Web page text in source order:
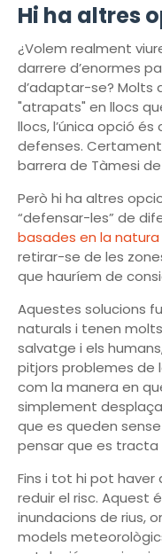
Hi ha altres
¿Volem realment
darrere d’enormes
d’adaptar-se? Molts
"atrapats" en llocs
llocs, l’única opció és
defenses.
barrera de Tàmesi
Però hi ha altres
“defensar-les” de
basades en la natura
retirar-se de les
que hauríem de
Aquestes solucions
naturals i tenen
salvatge i els
pitjors problemes de
com la manera en
simplement
que es queden
pensar que es tracta
Fins i tot hi pot
reduir el risc. Aquest
inundacions de rius,
models